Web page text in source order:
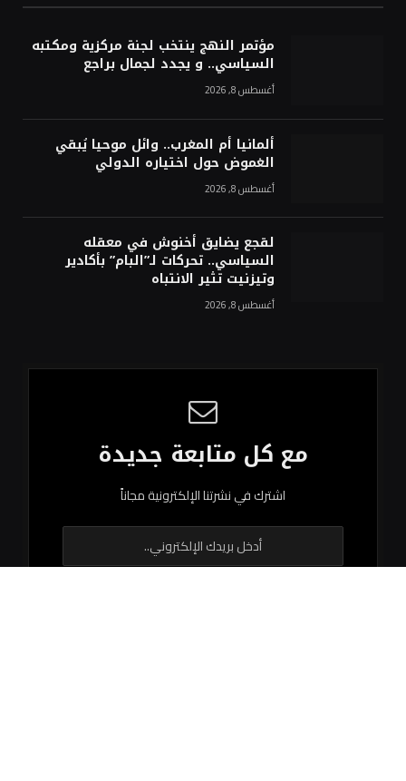
مؤتمر النهج ينتخب لجنة مركزية ومكتبه
السياسي.. و يجدد لجمال براجع
أغسطس 8, 2026
ألمانيا أم المغرب.. وائل موحيا يُبقي
الغموض حول اختياره الدولي
أغسطس 8, 2026
لقجع يضايق أخنوش في معقله
السياسي.. تحركات لـ”البام” بأكادير
وتيزنيت تثير الانتباه
أغسطس 8, 2026
مع كل متابعة جديدة
اشترك في نشرتنا الإلكترونية مجاناً